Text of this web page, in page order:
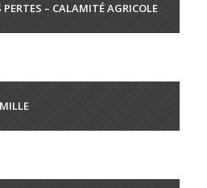
PERTES – CALAMITÉ AGRICOLE